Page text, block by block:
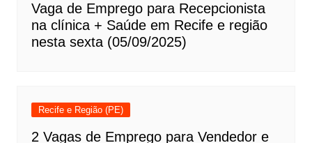
Vaga de Emprego para Recepcionista
na clínica + Saúde em Recife e região
nesta sexta (05/09/2025)
Recife e Região (PE)
2 Vagas de Emprego para Vendedor e